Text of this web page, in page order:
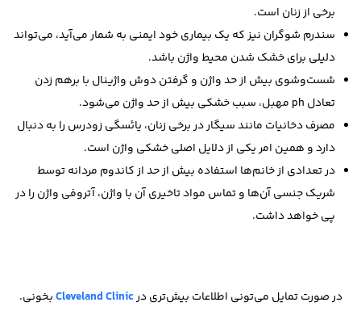
برخی از زنان است.
سندرم شوگران نیز که یک بیماری خود ایمنی به شمار می‌آید، می‌تواند
دلیلی برای خشک شدن محیط واژن باشد.
شست‌وشوی بیش از حد واژن و گرفتن دوش واژینال با برهم زدن
تعادل ph مهبل، سبب خشکی بیش از حد واژن می‌شود.
مصرف دخانیات مانند سیگار در برخی زنان، یائسگی زودرس را به دنبال
دارد و همین امر یکی از دلایل اصلی خشکی واژن است.
در تعدادی از خانم‌ها استفاده بیش از حد از کاندوم مردانه توسط
شریک جنسی آن‌ها و تماس مواد تاخیری آن با واژن، آتروفی واژن را در
پی خواهد داشت.
در صورت تمایل می‌تونی اطلاعات بیش‌تری درCleveland Clinicبخونی.